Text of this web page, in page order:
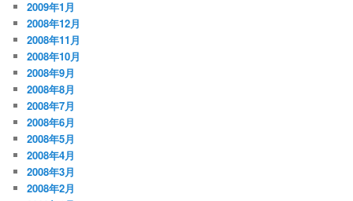
2009年1月
2008年12月
2008年11月
2008年10月
2008年9月
2008年8月
2008年7月
2008年6月
2008年5月
2008年4月
2008年3月
2008年2月